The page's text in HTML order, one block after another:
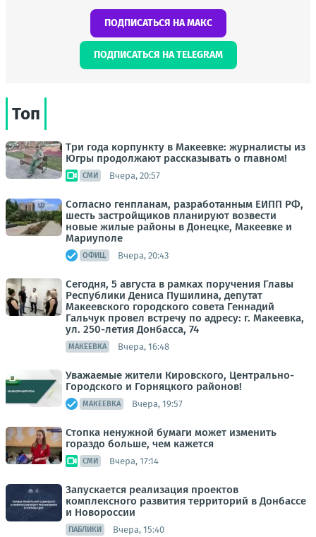
ПОДПИСАТЬСЯ НА МАКС
ПОДПИСАТЬСЯ НА TELEGRAM
Топ
Три года корпункту в Макеевке: журналисты из
Югры продолжают рассказывать о главном!
СМИ Вчера, 20:57
Согласно генпланам, разработанным ЕИПП РФ,
шесть застройщиков планируют возвести
новые жилые районы в Донецке, Макеевке и
Мариуполе
ОФИЦ. Вчера, 20:43
Сегодня, 5 августа в рамках поручения Главы
Республики Дениса Пушилина, депутат
Макеевского городского совета Геннадий
Гальчук провел встречу по адресу: г. Макеевка,
ул. 250-летия Донбасса, 74
МАКЕЕВКА Вчера, 16:48
Уважаемые жители Кировского, Центрально-
Городского и Горняцкого районов!
МАКЕЕВКА Вчера, 19:57
Стопка ненужной бумаги может изменить
гораздо больше, чем кажется
СМИ Вчера, 17:14
Запускается реализация проектов
комплексного развития территорий в Донбассе
и Новороссии
ПАБЛИКИ Вчера, 15:40